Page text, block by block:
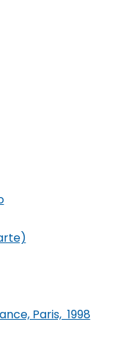
Paris, 1998